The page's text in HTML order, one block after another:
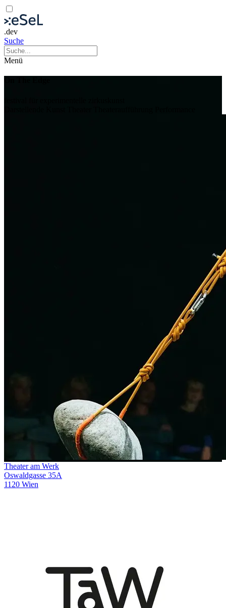
.dev
Suche
Menü
Theater am Werk
Oswaldgasse 35A
1120 Wien